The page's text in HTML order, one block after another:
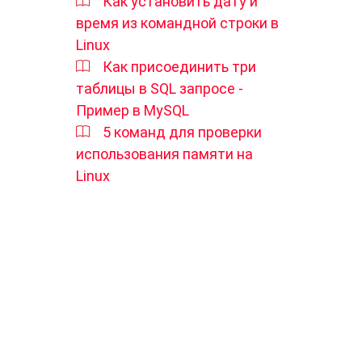
время из командной строки в
Linux
Как присоединить три
таблицы в SQL запросе -
Пример в MySQL
5 команд для проверки
использования памяти на
Linux